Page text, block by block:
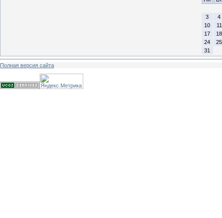
3
4
10
11
17
18
24
25
31
Полная версия сайта